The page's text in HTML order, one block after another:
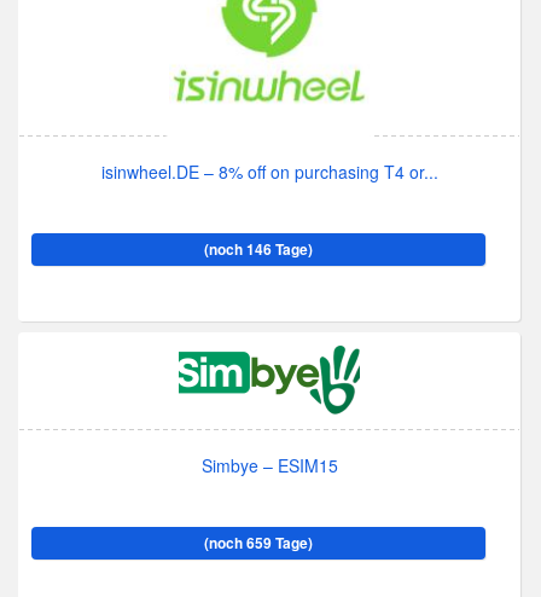
isinwheel.DE – 8% off on purchasing T4 or...
(noch 146 Tage)
Simbye – ESIM15
(noch 659 Tage)